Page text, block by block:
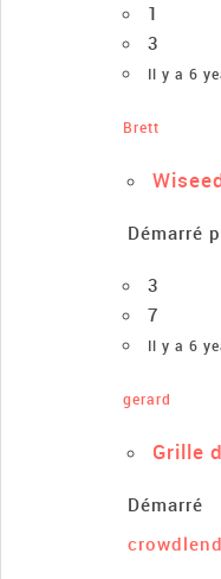
1
3
Il y a 6
Brett
Démarré
3
7
Il y a 6
gerard
Grille